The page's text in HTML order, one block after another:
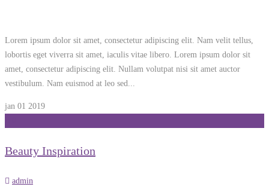
Lorem ipsum dolor sit amet, consectetur adipiscing elit. Nam velit tellus,
lobortis eget viverra sit amet, iaculis vitae libero. Lorem ipsum dolor sit
amet, consectetur adipiscing elit. Nullam volutpat nisi sit amet auctor
vestibulum. Nam euismod at leo sed...
jan 01 2019
Beauty Inspiration
admin